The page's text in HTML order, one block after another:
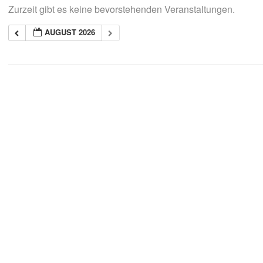
Zurzeit gibt es keine bevorstehenden Veranstaltungen.
AUGUST 2026